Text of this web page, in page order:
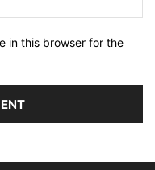
in this browser for the